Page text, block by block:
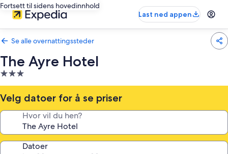
Fortsett til sidens hovedinnhold
Last ned appen
Se alle overnattingssteder
The Ayre Hotel
Overnattingssted
med
3.0
stjerner
Velg datoer for å se priser
Hvor vil du hen?
Datoer